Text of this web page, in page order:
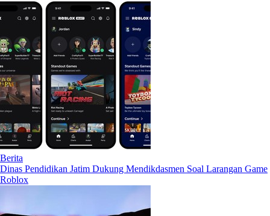
Berita
Dinas Pendidikan Jatim Dukung Mendikdasmen Soal Larangan Game
Roblox